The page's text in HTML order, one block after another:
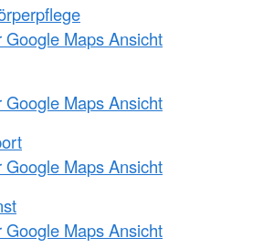
Google Maps Ansicht
Google Maps Ansicht
Google Maps Ansicht
Google Maps Ansicht